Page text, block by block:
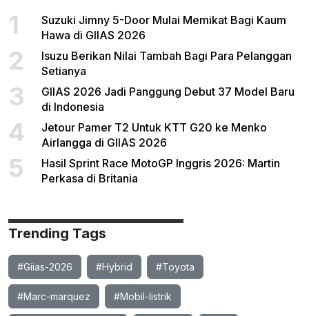
1
Suzuki Jimny 5-Door Mulai Memikat Bagi Kaum
Hawa di GIIAS 2026
2
Isuzu Berikan Nilai Tambah Bagi Para Pelanggan
Setianya
3
GIIAS 2026 Jadi Panggung Debut 37 Model Baru
di Indonesia
4
Jetour Pamer T2 Untuk KTT G20 ke Menko
Airlangga di GIIAS 2026
5
Hasil Sprint Race MotoGP Inggris 2026: Martin
Perkasa di Britania
Trending Tags
#Giias-2026 #Hybrid #Toyota
#Marc-marquez #Mobil-listrik